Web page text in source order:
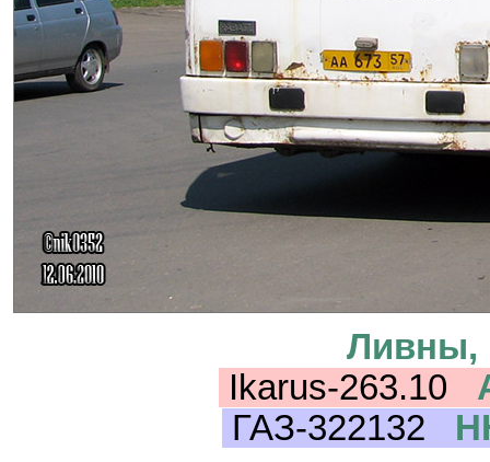
Ливны,
Ikarus-263.10
ГАЗ-322132